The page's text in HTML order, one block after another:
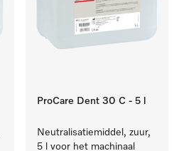
ProCare Dent 30 C - 5 l
Neutralisatiemiddel, zuur,
5 l voor het machinaal